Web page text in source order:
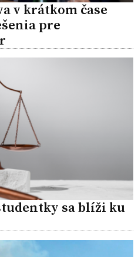
v krátkom čase
pre
sa blíži ku